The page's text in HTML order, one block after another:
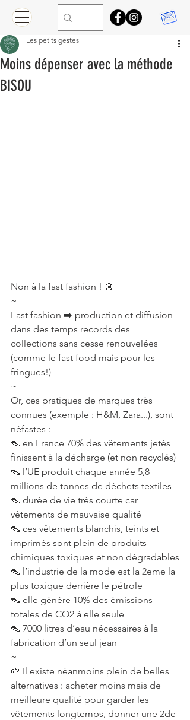
Moins dépenser avec la méthode
BISOU
Les petits gestes
Non à la fast fashion ! 👗
~
Fast fashion ➡️ production et diffusion
dans des temps records des
collections sans cesse renouvelées
(comme le fast food mais pour les
fringues!)
~
Or, ces pratiques de marques très
connues (exemple : H&M, Zara...), sont
néfastes :
👠 en France 70% des vêtements jetés
finissent à la décharge (et non recyclés)
👠 l’UE produit chaque année 5,8
millions de tonnes de déchets textiles
👠 durée de vie très courte car
vêtements de mauvaise qualité
👠 ces vêtements blanchis, teints et
imprimés sont plein de produits
chimiques toxiques et non dégradables
👠 l’industrie de la mode est la 2eme la
plus toxique derrière le pétrole
👠 elle génère 10% des émissions
totales de CO2 à elle seule
👠 7000 litres d’eau nécessaires à la
fabrication d’un seul jean
~
🌱 Il existe néanmoins plein de belles
alternatives : acheter moins mais de
meilleure qualité pour garder les
vêtements longtemps, donner une 2de